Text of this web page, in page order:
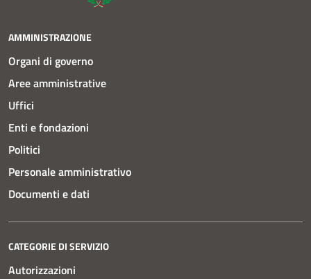
AMMINISTRAZIONE
Organi di governo
Aree amministrative
Uffici
Enti e fondazioni
Politici
Personale amministrativo
Documenti e dati
CATEGORIE DI SERVIZIO
Autorizzazioni